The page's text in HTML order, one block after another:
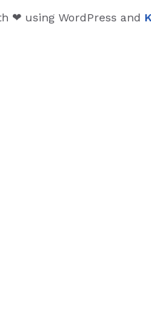
❤ using WordPress and